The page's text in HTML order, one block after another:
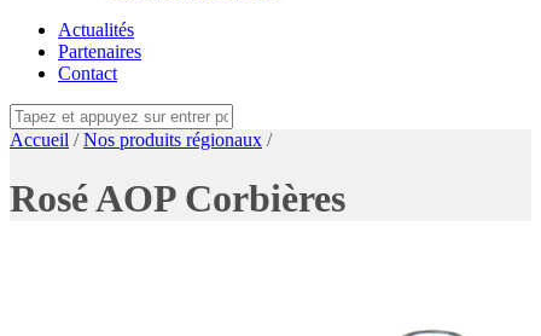
Actualités
Partenaires
Contact
Accueil /Nos produits régionaux /
Rosé AOP Corbières